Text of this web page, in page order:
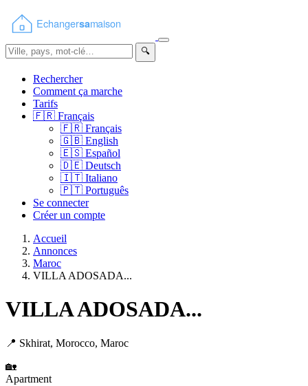
🔍
Rechercher
Comment ça marche
Tarifs
🇫🇷 Français
🇫🇷 Français
🇬🇧 English
🇪🇸 Español
🇩🇪 Deutsch
🇮🇹 Italiano
🇵🇹 Português
Se connecter
Créer un compte
Accueil
Annonces
Maroc
VILLA ADOSADA...
VILLA ADOSADA...
📍 Skhirat, Morocco, Maroc
🏡
Apartment